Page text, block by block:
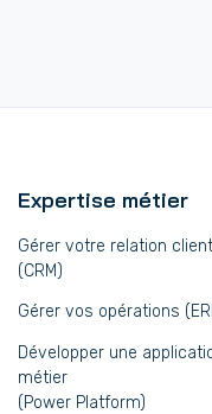
Expertise métier
Gérer votre relation client
(CRM)
Gérer vos opérations
Développer une
métier
(Power Platform)